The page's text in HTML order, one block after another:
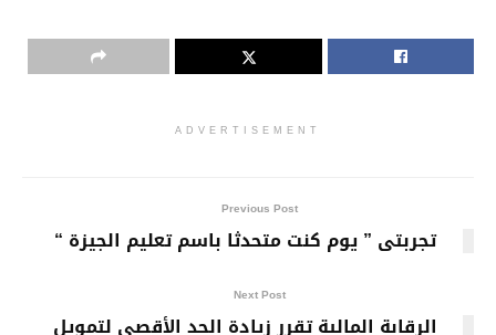
ADVERTISEMENT
Previous Post
تجربتى ” يوم كنت متحدثا باسم تعليم الجيزة “
Next Post
الرقابة المالية تقرر زيادة الحد الأقصى لتمويل